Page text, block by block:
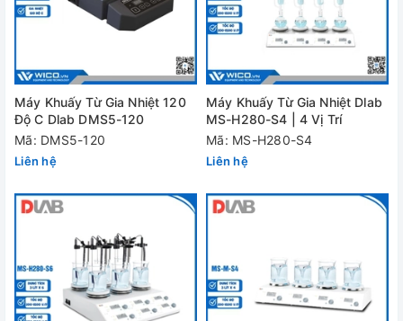
Máy Khuấy Từ Gia Nhiệt 120
Độ C Dlab DMS5-120
Mã: DMS5-120
Liên hệ
Máy Khuấy Từ Gia Nhiệt Dlab
MS-H280-S4 | 4 Vị Trí
Mã: MS-H280-S4
Liên hệ